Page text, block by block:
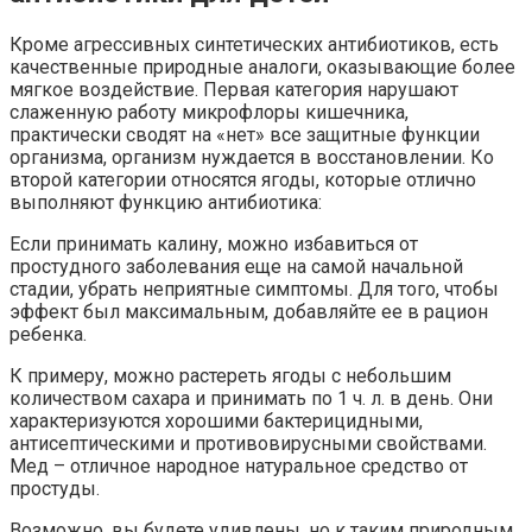
Кроме агрессивных синтетических антибиотиков, есть
качественные природные аналоги, оказывающие более
мягкое воздействие. Первая категория нарушают
слаженную работу микрофлоры кишечника,
практически сводят на «нет» все защитные функции
организма, организм нуждается в восстановлении. Ко
второй категории относятся ягоды, которые отлично
выполняют функцию антибиотика:
Если принимать калину, можно избавиться от
простудного заболевания еще на самой начальной
стадии, убрать неприятные симптомы. Для того, чтобы
эффект был максимальным, добавляйте ее в рацион
ребенка.
К примеру, можно растереть ягоды с небольшим
количеством сахара и принимать по 1 ч. л. в день. Они
характеризуются хорошими бактерицидными,
антисептическими и противовирусными свойствами.
Мед – отличное народное натуральное средство от
простуды.